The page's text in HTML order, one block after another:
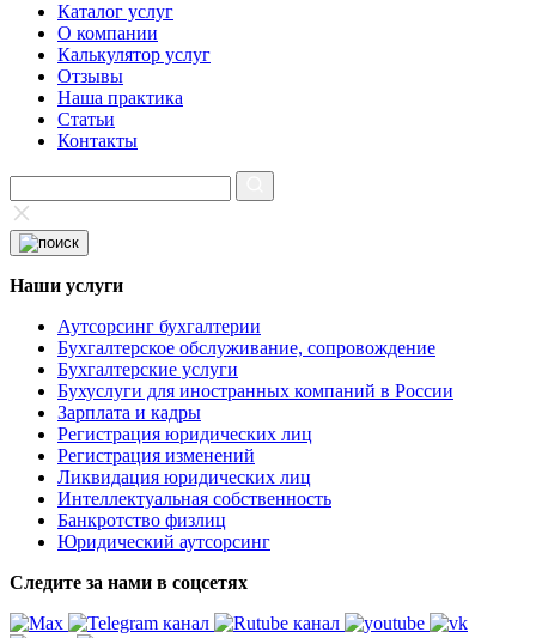
Каталог услуг
О компании
Калькулятор услуг
Отзывы
Наша практика
Статьи
Контакты
Наши услуги
Аутсорсинг бухгалтерии
Бухгалтерское обслуживание, сопровождение
Бухгалтерские услуги
Бухуслуги для иностранных компаний в России
Зарплата и кадры
Регистрация юридических лиц
Регистрация изменений
Ликвидация юридических лиц
Интеллектуальная собственность
Банкротство физлиц
Юридический аутсорсинг
Следите за нами в соцсетях